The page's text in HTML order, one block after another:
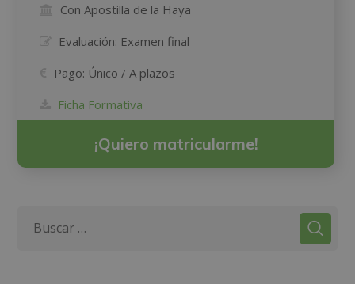
Con Apostilla de la Haya
Evaluación: Examen final
Pago: Único / A plazos
Ficha Formativa
¡Quiero matricularme!